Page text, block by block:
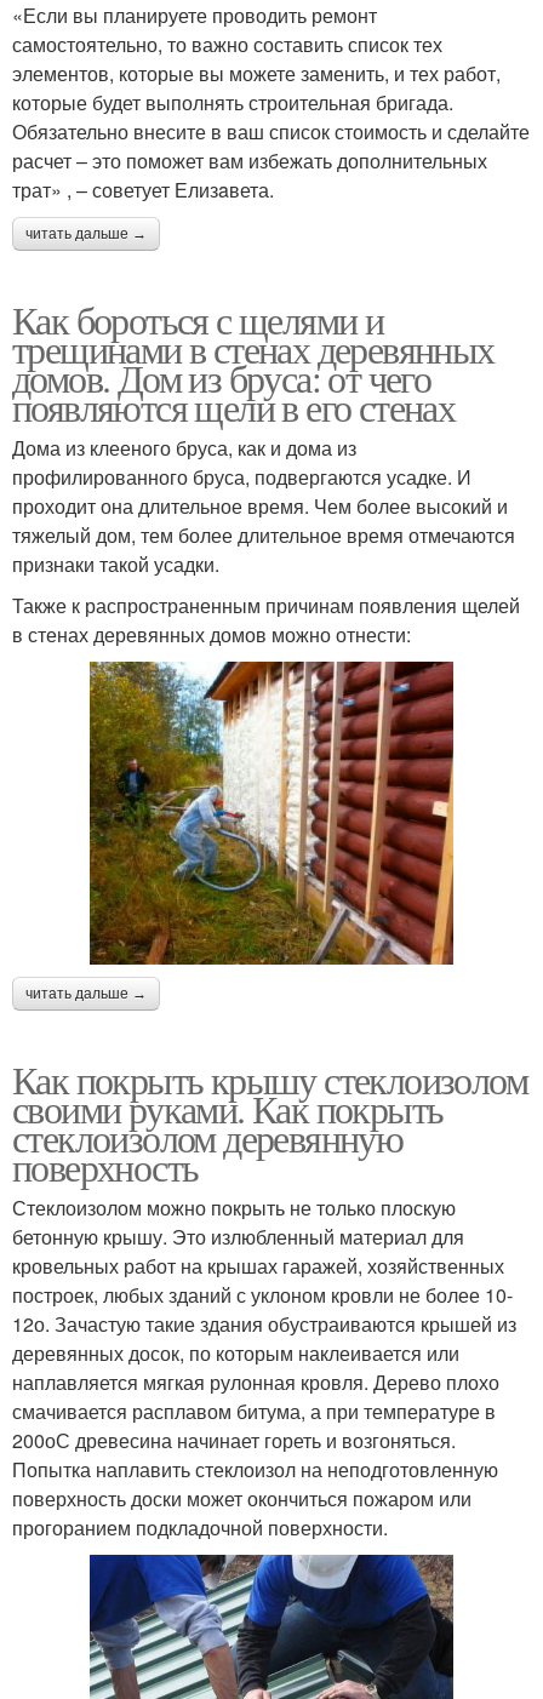
«Если вы планируете проводить ремонт
самостоятельно, то важно составить список тех
элементов, которые вы можете заменить, и тех работ,
которые будет выполнять строительная бригада.
Обязательно внесите в ваш список стоимость и сделайте
расчет – это поможет вам избежать дополнительных
трат» , – советует Елизaвета.
читать дальше →
Как бороться с щелями и
трещинами в стенах деревянных
домов. Дом из бруса: от чего
появляются щели в его стенах
Дома из клееного бруса, как и дома из
профилированного бруса, подвергаются усадке. И
проходит она длительное время. Чем более высокий и
тяжелый дом, тем более длительное время отмечаются
признаки такой усадки.
Также к распространенным причинам появления щелей
в стенах деревянных домов можно отнести:
читать дальше →
Как покрыть крышу стеклоизолом
своими руками. Как покрыть
стеклоизолом деревянную
поверхность
Стеклоизолом можно покрыть не только плоскую
бетонную крышу. Это излюбленный материал для
кровельных работ на крышах гаражей, хозяйственных
построек, любых зданий с уклоном кровли не более 10-
12о. Зачастую такие здания обустраиваются крышей из
деревянных досок, по которым наклеивается или
наплавляется мягкая рулонная кровля. Дерево плохо
смачивается расплавом битума, а при температуре в
200оС древесина начинает гореть и возгоняться.
Попытка наплавить стеклоизол на неподготовленную
поверхность доски может окончиться пожаром или
прогоранием подкладочной поверхности.